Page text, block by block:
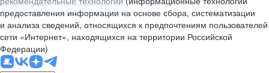
предоставления информации на основе сбора, систематизации
и анализа сведений, относящихся к предпочтениям пользователей
сети «Интернет», находящихся на территории Российской
Федерации)